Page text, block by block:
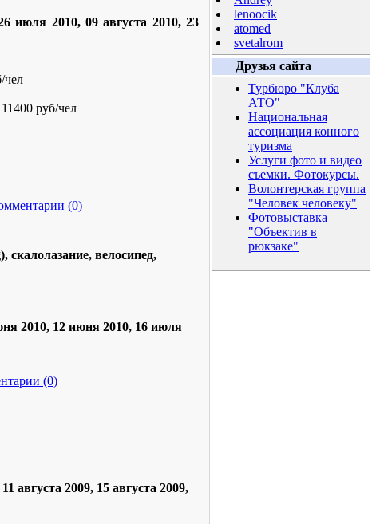
июля 2010, 09 августа 2010, 23
чел
руб/чел
(0)
велосипед,
2010, 12 июня 2010, 16 июля
(0)
августа 2009, 15 августа 2009,
lenoocik
atomed
svetalrom
Друзья сайта
Турбюро "Клуба
АТО"
Национальная
ассоциация конного
туризма
Услуги фото и видео
съемки. Фотокурсы.
Волонтерская группа
"Человек человеку"
Фотовыставка
"Объектив в
рюкзаке"